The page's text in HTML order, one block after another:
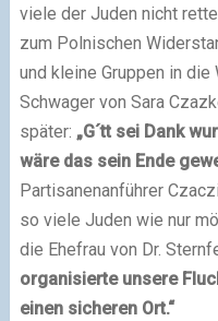
viele der Juden nicht
zum Polnischen
und kleine Gruppen in
Schwager von Sara
später: „G´tt sei Dank
wäre das sein Ende
Partisanenanführer
so viele Juden wie nur
die Ehefrau von Dr.
organisierte unsere
einen sicheren Ort.“